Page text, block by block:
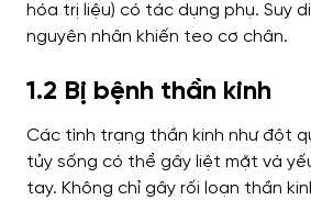
hóa trị liệu) có tác dụng phụ. Suy
nguyên nhân khiến teo cơ chân.
1.2 Bị bệnh thần kinh
Các tình trạng thần kinh như đột
tủy sống có thể gây liệt mặt và
tay. Không chỉ gây rối loạn thần